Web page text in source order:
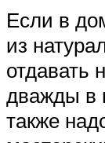
Если в
из
отдавать
дважды в
также